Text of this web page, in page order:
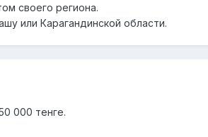
своего региона.
или Карагандинской области.
000 тенге.